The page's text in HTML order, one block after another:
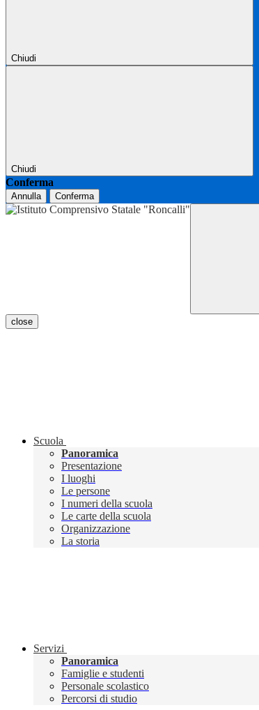
Chiudi
Chiudi
Conferma
Annulla Conferma
close
Scuola
Panoramica
Presentazione
I luoghi
Le persone
I numeri della scuola
Le carte della scuola
Organizzazione
La storia
Servizi
Panoramica
Famiglie e studenti
Personale scolastico
Percorsi di studio